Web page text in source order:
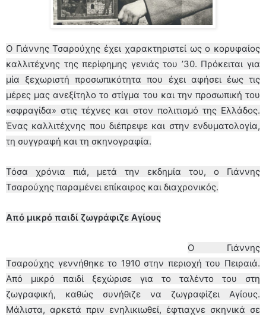
Ο Γιάννης Τσαρούχης έχει χαρακτηριστεί ως ο κορυφαίος
καλλιτέχνης της περίφημης γενιάς του ’30. Πρόκειται για
μία ξεχωριστή προσωπικότητα που έχει αφήσει έως τις
μέρες μας ανεξίτηλο το στίγμα του και την προσωπική του
«σφραγίδα» στις τέχνες και στον πολιτισμό της Ελλάδος.
Ένας καλλιτέχνης που διέπρεψε και στην ενδυματολογία,
τη συγγραφή και τη σκηνογραφία.
Τόσα χρόνια πιά, μετά την εκδημία του, ο Γιάννης
Τσαρούχης παραμένει επίκαιρος και διαχρονικός.
Από μικρό παιδί ζωγράφιζε Αγίους
Ο Γιάννης
Τσαρούχης γεννήθηκε το 1910 στην περιοχή του Πειραιά.
Από μικρό παιδί ξεχώρισε για το ταλέντο του στη
ζωγραφική, καθώς συνήθιζε να ζωγραφίζει Αγίους.
Μάλιστα, αρκετά πριν ενηλικιωθεί, έφτιαχνε σκηνικά σε